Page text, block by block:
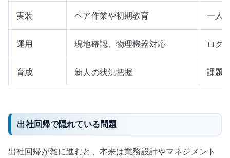
実装 ペア作業や初期教育 一人
運用 現地確認、物理機器対応 ログ
育成 新人の状況把握 課題
出社回帰で隠れている問題
出社回帰が雑に進むと、本来は業務設計やマネジメント